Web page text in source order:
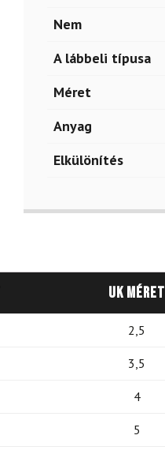
Nem
A lábbeli típusa
Méret
Anyag
Elkülönítés
UK méret
2,5
3,5
4
5